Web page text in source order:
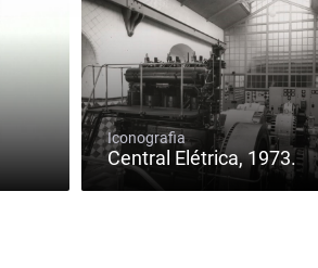
Iconografia
Central Elétrica, 1973.